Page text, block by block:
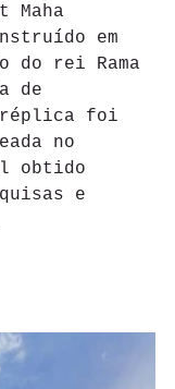
Maha
em
do rei Rama
de
réplica foi
no
obtido
e